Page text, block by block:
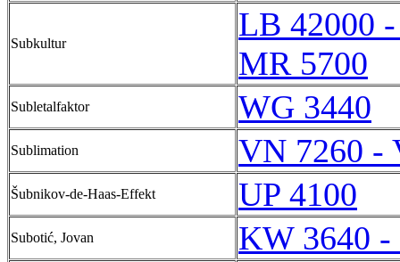
Subkultur
LB 42000
MR 5700
Subletalfaktor WG 3440
Sublimation VN 7260 -
Šubnikov-de-Haas-Effekt UP 4100
Subotić, Jovan
KW 3640